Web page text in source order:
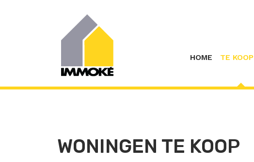
HOME TE KOOP
WONINGEN TE KOOP